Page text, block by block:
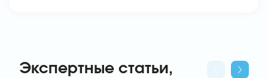
Экспертные статьи,